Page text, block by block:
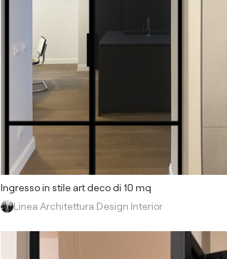
Ingresso in stile art deco di 10 mq
Linea Architettura Design Interior